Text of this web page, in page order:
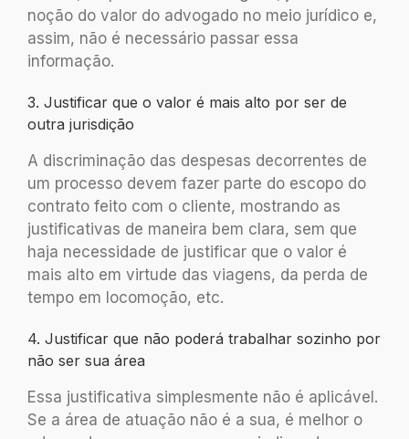
noção do valor do advogado no meio jurídico e,
assim, não é necessário passar essa
informação.
3. Justificar que o valor é mais alto por ser de
outra jurisdição
A discriminação das despesas decorrentes de
um processo devem fazer parte do escopo do
contrato feito com o cliente, mostrando as
justificativas de maneira bem clara, sem que
haja necessidade de justificar que o valor é
mais alto em virtude das viagens, da perda de
tempo em locomoção, etc.
4. Justificar que não poderá trabalhar sozinho por
não ser sua área
Essa justificativa simplesmente não é aplicável.
Se a área de atuação não é a sua, é melhor o